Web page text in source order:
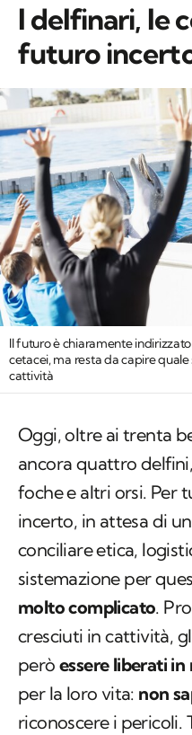
I delfinari, le
futuro
Il futuro è chiaramente
cetacei, ma resta da capire
cattività
Oggi, oltre ai trenta
ancora quattro
foche e altri orsi. Per
incerto, in attesa di
conciliare etica,
sistemazione per
molto complicato.
cresciuti in cattività,
però essere liberati in
per la loro vita: non
riconoscere i pericoli.